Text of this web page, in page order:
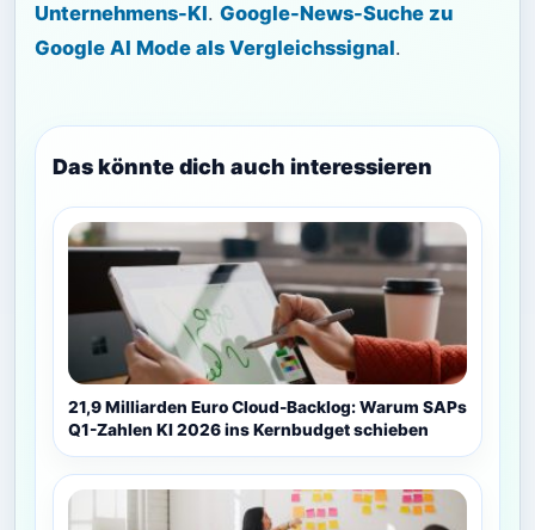
Unternehmens-KI. Google-News-Suche zu
Google AI Mode als Vergleichssignal.
Das könnte dich auch interessieren
21,9 Milliarden Euro Cloud-Backlog: Warum SAPs
Q1-Zahlen KI 2026 ins Kernbudget schieben